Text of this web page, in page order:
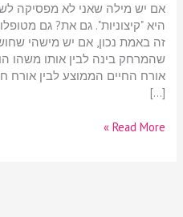
אם יש מילה שאני לא מפסיקה
היא "קיצוניות". גם את? גם
זה באמת נכון, אם יש מישהי
שהמרחק בינה לבין אותו משהו
אורח החיים הממוצע לבין אורח
[…]
Read More »